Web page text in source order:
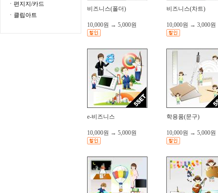
ㆍ편지지/카드
ㆍ클립아트
비즈니스(폴더)
10,000원 → 5,000원
비즈니스(차트)
10,000원 → 3,000원
e-비즈니스
10,000원 → 5,000원
학용품(문구)
10,000원 → 5,000원